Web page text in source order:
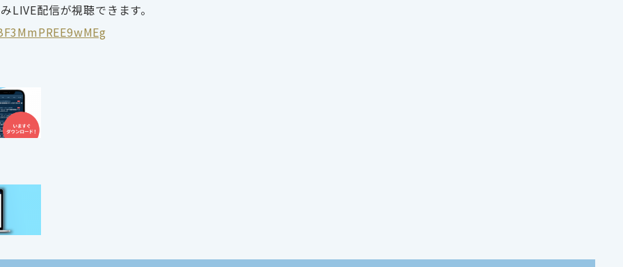
配信が視聴できます。